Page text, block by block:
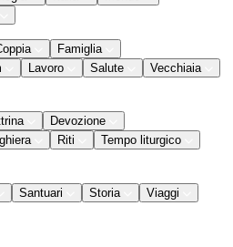
Famiglia
Lavoro Salute
Vecchiaia
Devozione
Riti
Tempo liturgico
Santuari Storia Viaggi